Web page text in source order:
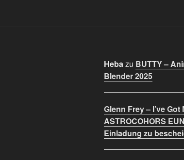
Hebazu BUTTY –
Blender 2025
Glenn Frey – I’ve Got
ASTROCOHORS
Einladung zu